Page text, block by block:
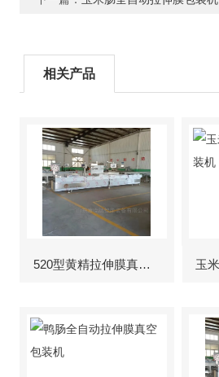
相关产品
520型黄精拉伸膜真空包装机